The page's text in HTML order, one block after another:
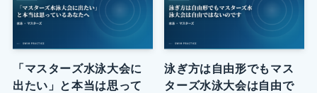
「マスターズ水泳大会に
出たい」と本当は思って
泳ぎ方は自由形でもマス
ターズ水泳大会は自由で